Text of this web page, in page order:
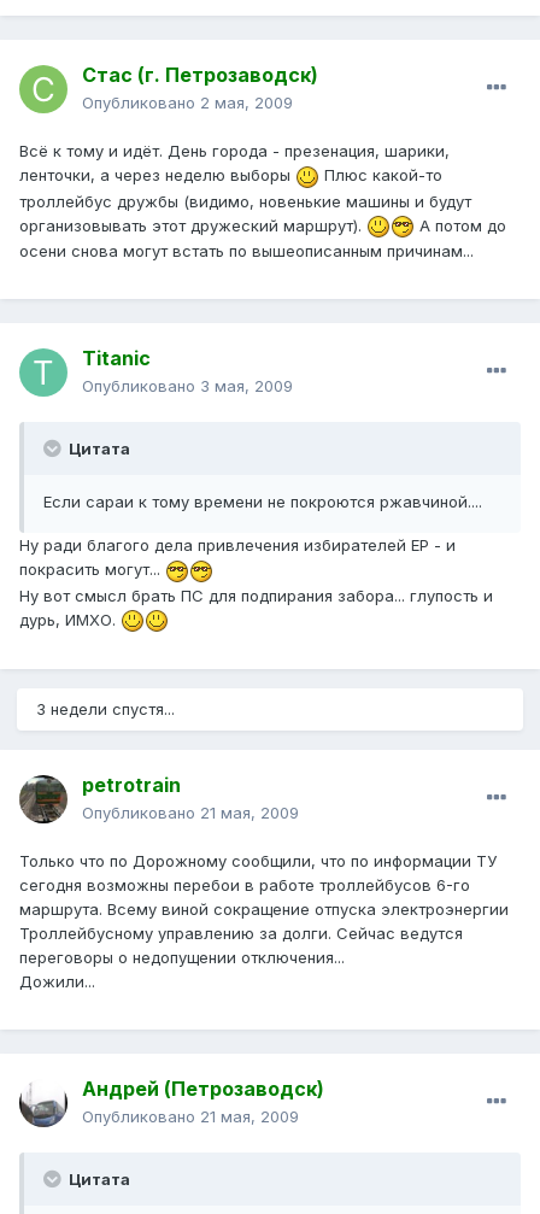
Стас (г. Петрозаводск)
Опубликовано 2 мая, 2009
Всё к тому и идёт. День города - презенация, шарики,
ленточки, а через неделю выборы
Плюс какой-то
троллейбус дружбы (видимо, новенькие машины и будут
организовывать этот дружеский маршрут).
А потом до
осени снова могут встать по вышеописанным причинам...
Titanic
Опубликовано 3 мая, 2009
Цитата
Если сараи к тому времени не покроются ржавчиной....
Ну ради благого дела привлечения избирателей ЕР - и
покрасить могут...
Ну вот смысл брать ПС для подпирания забора... глупость и
дурь, ИМХО.
3 недели спустя...
petrotrain
Опубликовано 21 мая, 2009
Только что по Дорожному сообщили, что по информации ТУ
сегодня возможны перебои в работе троллейбусов 6-го
маршрута. Всему виной сокращение отпуска электроэнергии
Троллейбусному управлению за долги. Сейчас ведутся
переговоры о недопущении отключения...
Дожили...
Андрей (Петрозаводск)
Опубликовано 21 мая, 2009
Цитата